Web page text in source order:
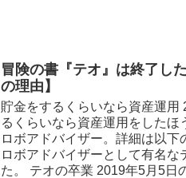
る。 でも仮想通貨は知ってい
る人もいた。 また、友達がそ
また、しきりに仮想通貨やFX
な宣伝文句が流れていたので、
生が多くいたのであろう。 じ
て株を・・・なんて話をすると
「株って難しそうですよね」な
てすごいですね。 ロボアドバ
かっ...
冒険の書『テオ』は終了し
の理由】
貯金をするくらいなら資産運用
るくらいなら資産運用をしたほ
ロボアドバイザー。詳細は以下
ロボアドバイザーとして有名な
た。 テオの卒業 2019年5月5日